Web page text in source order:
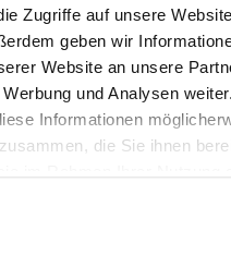
Zugriffe auf unsere
geben wir
Website an unsere
und Analysen
Informationen
die Sie ihnen
0,00